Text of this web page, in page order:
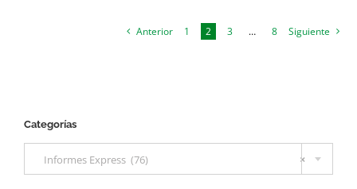
Anterior 1 2 3 … 8 Siguiente
Categorías
×
Informes Express (76)